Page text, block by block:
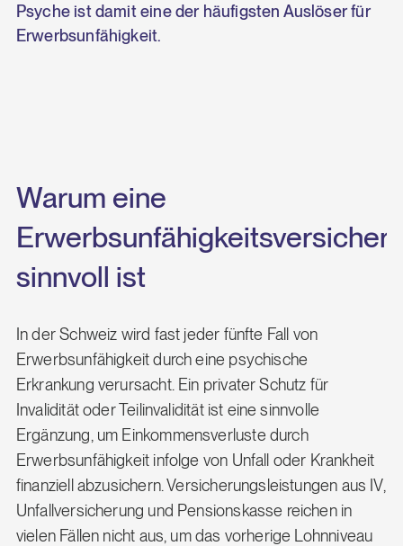
Psyche ist damit eine der häufigsten Auslöser für
Erwerbsunfähigkeit.
Warum eine
sinnvoll ist
In der Schweiz wird fast jeder fünfte Fall von
Erwerbsunfähigkeit durch eine psychische
Erkrankung verursacht. Ein privater Schutz für
Invalidität oder Teilinvalidität ist eine sinnvolle
Ergänzung, um Einkommensverluste durch
Erwerbsunfähigkeit infolge von Unfall oder Krankheit
finanziell abzusichern. Versicherungsleistungen aus IV,
Unfallversicherung und Pensionskasse reichen in
vielen Fällen nicht aus, um das vorherige Lohnniveau